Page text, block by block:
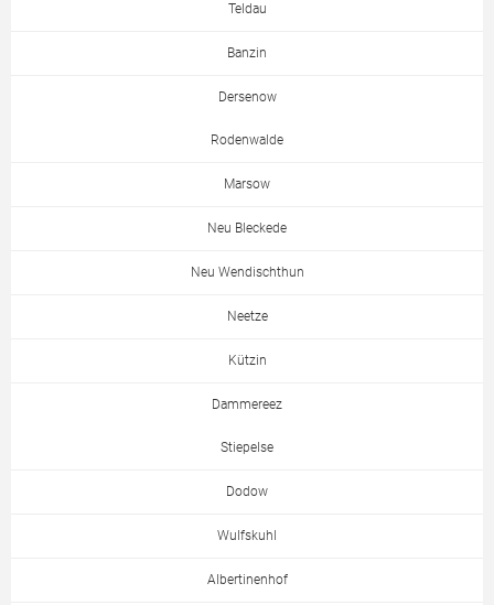
Teldau
Banzin
Dersenow
Rodenwalde
Marsow
Neu Bleckede
Neu Wendischthun
Neetze
Kützin
Dammereez
Stiepelse
Dodow
Wulfskuhl
Albertinenhof